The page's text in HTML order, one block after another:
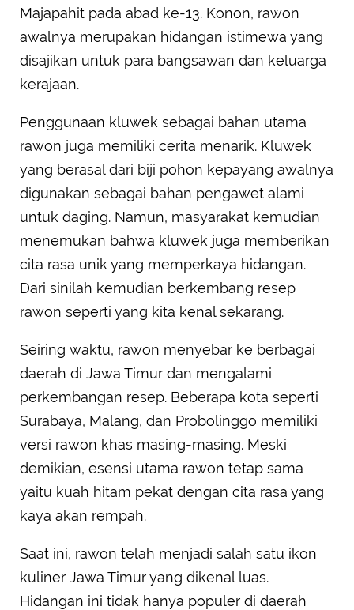
Majapahit pada abad ke-13. Konon, rawon
awalnya merupakan hidangan istimewa yang
disajikan untuk para bangsawan dan keluarga
kerajaan.
Penggunaan kluwek sebagai bahan utama
rawon juga memiliki cerita menarik. Kluwek
yang berasal dari biji pohon kepayang awalnya
digunakan sebagai bahan pengawet alami
untuk daging. Namun, masyarakat kemudian
menemukan bahwa kluwek juga memberikan
cita rasa unik yang memperkaya hidangan.
Dari sinilah kemudian berkembang resep
rawon seperti yang kita kenal sekarang.
Seiring waktu, rawon menyebar ke berbagai
daerah di Jawa Timur dan mengalami
perkembangan resep. Beberapa kota seperti
Surabaya, Malang, dan Probolinggo memiliki
versi rawon khas masing-masing. Meski
demikian, esensi utama rawon tetap sama
yaitu kuah hitam pekat dengan cita rasa yang
kaya akan rempah.
Saat ini, rawon telah menjadi salah satu ikon
kuliner Jawa Timur yang dikenal luas.
Hidangan ini tidak hanya populer di daerah